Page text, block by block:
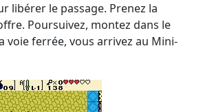
libérer le passage. Prenez la
Poursuivez, montez dans le
voie ferrée, vous arrivez au Mini-